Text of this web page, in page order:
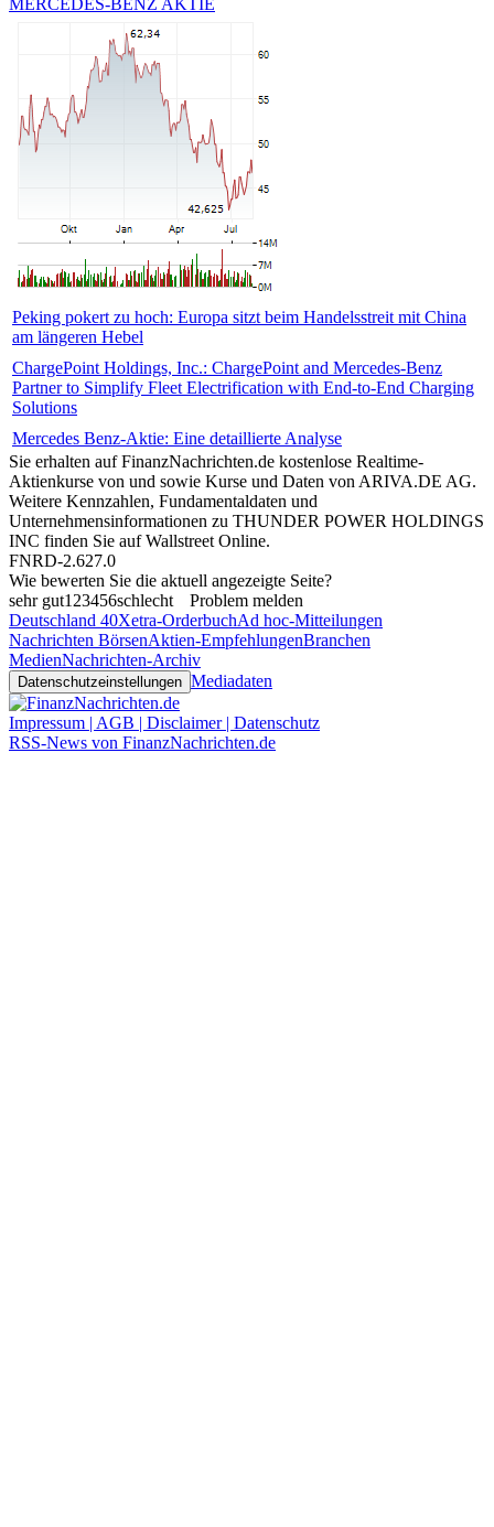
Peking pokert zu hoch: Europa sitzt beim Handelsstreit mit China
am längeren Hebel
ChargePoint Holdings, Inc.: ChargePoint and Mercedes-Benz
Partner to Simplify Fleet Electrification with End-to-End Charging
Solutions
Mercedes Benz-Aktie: Eine detaillierte Analyse
Sie erhalten auf FinanzNachrichten.de kostenlose Realtime-
Aktienkurse von und sowie Kurse und Daten von ARIVA.DE AG.
Weitere Kennzahlen, Fundamentaldaten und
Unternehmensinformationen zu THUNDER POWER HOLDINGS
INC finden Sie aufWallstreet Online.
FNRD-2.627.0
Wie bewerten Sie die aktuell angezeigte Seite?
sehr gut1 23456schlecht
Problem melden
Deutschland 40Xetra-OrderbuchAd hoc-Mitteilungen
Nachrichten BörsenAktien-EmpfehlungenBranchen
MedienNachrichten-Archiv
Datenschutzeinstellungen Mediadaten
Impressum | AGB | Disclaimer | Datenschutz
RSS-News von FinanzNachrichten.de